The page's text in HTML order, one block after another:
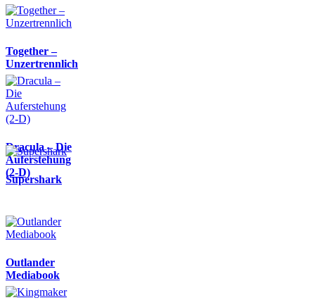
Together –
Unzertrennlich
Dracula – Die
Auferstehung
(2-D)
Supershark
Outlander
Mediabook